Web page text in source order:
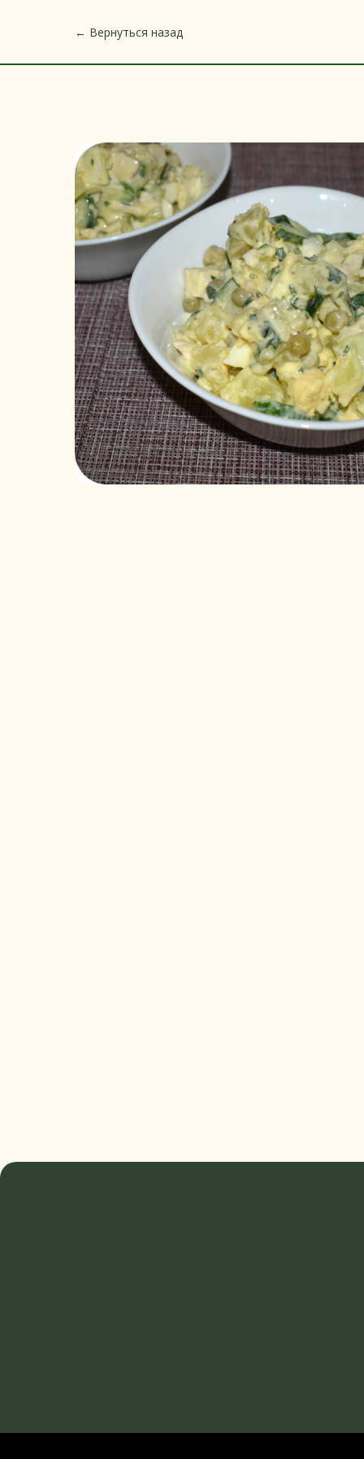
← Вернуться назад